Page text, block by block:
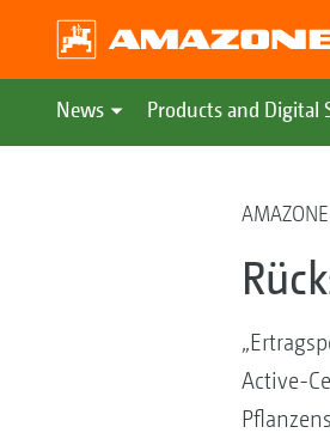
News Products and Digital
AMAZONE
Active-